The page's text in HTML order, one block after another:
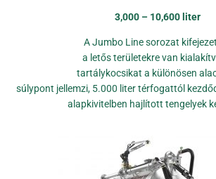
3,000 – 10,600 liter
A Jumbo Line sorozat
a letős területekre van
tartálykocsikat a különösen
súlypont jellemzi, 5.000 liter térfogattól
alapkivitelben hajlított tengelyek